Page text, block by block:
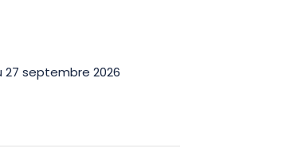
27 septembre 2026